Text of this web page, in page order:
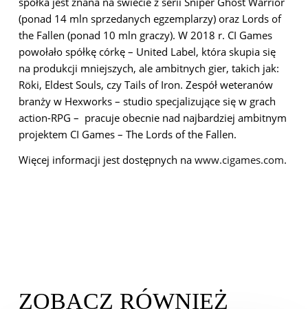
(ponad 14 mln sprzedanych egzemplarzy) oraz Lords of
the Fallen (ponad 10 mln graczy). W 2018 r. CI Games
powołało spółkę córkę – United Label, która skupia się
na produkcji mniejszych, ale ambitnych gier, takich jak:
Röki, Eldest Souls, czy Tails of Iron. Zespół weteranów
branży w Hexworks – studio specjalizujące się w grach
action-RPG – pracuje obecnie nad najbardziej ambitnym
projektem CI Games – The Lords of the Fallen.
Więcej informacji jest dostępnych na www.cigames.com.